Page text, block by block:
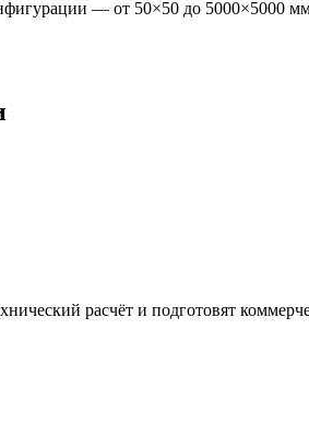
— от 50×50 до 5000×5000
расчёт и подготовят